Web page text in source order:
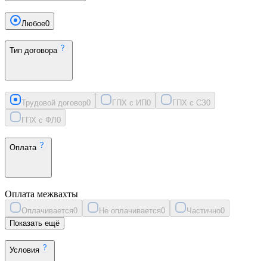
Любое0
Тип договора
Трудовой договор0 ГПХ с ИП0 ГПХ с СЗ0
ГПХ с ФЛ 0
Оплата
Оплата межвахты
Оплачивается0 Не оплачивается0 Частично0
Показать ещё
Условия